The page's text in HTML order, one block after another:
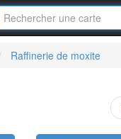
Raffinerie de moxite